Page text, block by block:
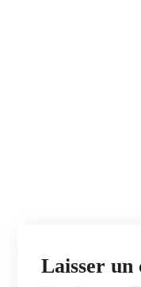
Laisser un